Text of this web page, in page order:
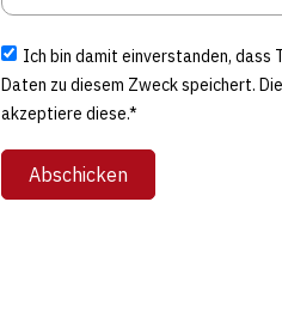
Ich bin damit einverstanden, dass
Daten zu diesem Zweck speichert.
akzeptiere diese.*
Abschicken